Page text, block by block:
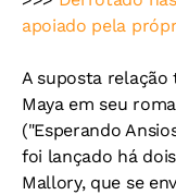
apoiado pela
A suposta relação
Maya em seu
("Esperando
foi lançado há
Mallory, que se